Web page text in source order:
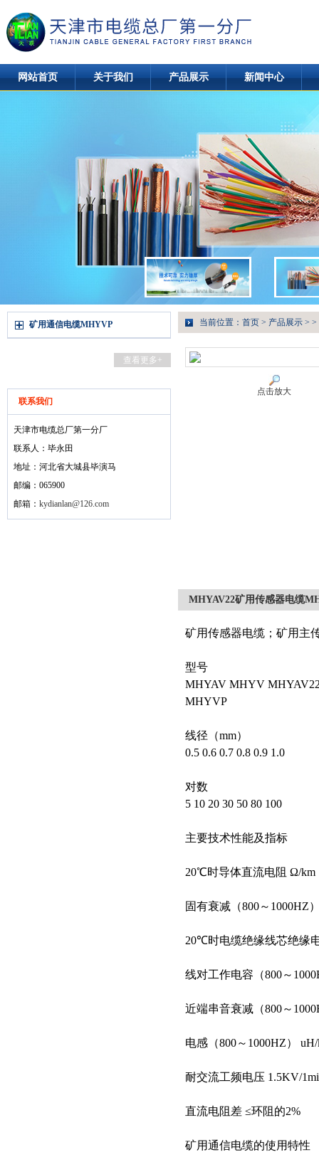
网站首页 关于我们 产品展示 新闻中心
矿用通信电缆MHYVP
查看更多+
联系我们
天津市电缆总厂第一分厂
联系人：毕永田
地址：河北省大城县毕演马
邮编：065900
邮箱： kydianlan@126.com
当前位置： 首页 > 产品展示 > >
点击放大
MHYAV22矿用传感器电缆
矿用传感器电缆；矿用主
型号
MHYAV MHYV
MHYVP
线径（mm）
0.5 0.6 0.7 0.8 0.9 1.0
对数
5 10 20 30 50 80 100
主要技术性能及指标
20℃时导体直流电阻 Ω/km
固有衰减（800～1000HZ
20℃时电缆绝缘线芯绝缘
线对工作电容（800～
近端串音衰减（800～
电感（800～1000HZ）
耐交流工频电压 1.5KV/
直流电阻差 ≤环阻的2%
矿用通信电缆的使用特性